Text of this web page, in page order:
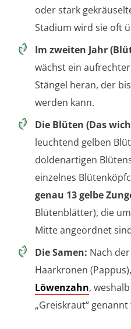
oder stark
Stadium wird sie oft
Im zweiten Jahr
wächst ein
Stängel heran, der
werden kann.
Die Blüten (Das
leuchtend gelben
doldenartigen
einzelnes
genau 13 gelbe
Blütenblätter), die
Mitte angeordnet
Die Samen: Nach
Haarkronen
Löwenzahn,
„Greiskraut“ genannt